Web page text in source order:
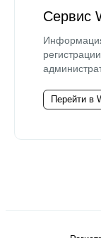
Сервис
Перейти в